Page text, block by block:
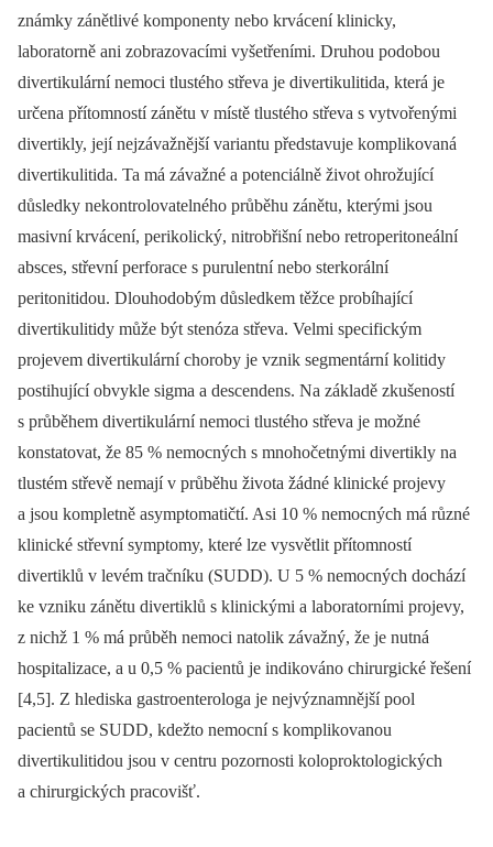
známky zánětlivé komponenty nebo krvácení klinicky,
laboratorně ani zobrazovacími vyšetřeními. Druhou podobou
divertikulární nemoci tlustého střeva je divertikulitida, která je
určena přítomností zánětu v místě tlustého střeva s vytvořenými
divertikly, její nejzávažnější variantu představuje komplikovaná
divertikulitida. Ta má závažné a potenciálně život ohrožující
důsledky nekontrolovatelného průběhu zánětu, kterými jsou
masivní krvácení, perikolický, nitrobřišní nebo retroperitoneální
absces, střevní perforace s purulentní nebo sterkorální
peritonitidou. Dlouhodobým důsledkem těžce probíhající
divertikulitidy může být stenóza střeva. Velmi specifickým
projevem divertikulární choroby je vznik segmentární kolitidy
postihující obvykle sigma a descendens. Na základě zkušeností
s průběhem divertikulární nemoci tlustého střeva je možné
konstatovat, že 85 % nemocných s mnohočetnými divertikly na
tlustém střevě nemají v průběhu života žádné klinické projevy
a jsou kompletně asymptomatičtí. Asi 10 % nemocných má různé
klinické střevní symptomy, které lze vysvětlit přítomností
divertiklů v levém tračníku (SUDD). U 5 % nemocných dochází
ke vzniku zánětu divertiklů s klinickými a laboratorními projevy,
z nichž 1 % má průběh nemoci natolik závažný, že je nutná
hospitalizace, a u 0,5 % pacientů je indikováno chirurgické řešení
[4,5]. Z hlediska gastroenterologa je nejvýznamnější pool
pacientů se SUDD, kdežto nemocní s komplikovanou
divertikulitidou jsou v centru pozornosti koloproktologických
a chirurgických pracovišť.